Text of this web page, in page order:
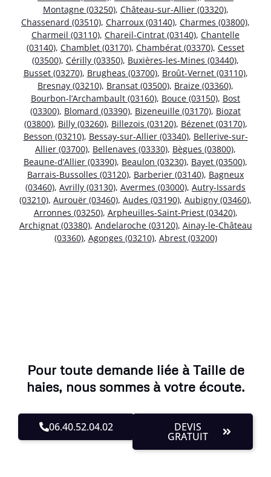
Montagne (03250), Château-sur-Allier (03320),
Chassenard (03510), Charroux (03140), Charmes (03800),
Charmeil (03110), Chareil-Cintrat (03140), Chantelle
(03140), Chamblet (03170), Chambérat (03370), Cesset
(03500), Cérilly (03350), Buxières-les-Mines (03440),
Busset (03270), Brugheas (03700), Broût-Vernet (03110),
Bresnay (03210), Bransat (03500), Braize (03360),
Bourbon-l’Archambault (03160), Bouce (03150), Bost
(03300), Blomard (03390), Bizeneuille (03170), Biozat
(03800), Billy (03260), Billezois (03120), Bézenet (03170),
Besson (03210), Bessay-sur-Allier (03340), Bellerive-sur-
Allier (03700), Bellenaves (03330), Bègues (03800),
Beaune-d’Allier (03390), Beaulon (03230), Bayet (03500),
Barrais-Bussolles (03120), Barberier (03140), Bagneux
(03460), Avrilly (03130), Avermes (03000), Autry-Issards
(03210), Aurouër (03460), Audes (03190), Aubigny (03460),
Arronnes (03250), Arpheuilles-Saint-Priest (03420),
Archignat (03380), Andelaroche (03120), Ainay-le-Château
(03360), Agonges (03210), Abrest (03200)
Pour toute demande liée à Taille de
haies, nous sommes à votre écoute.
06.40.52.04.02 DEVIS
GRATUIT